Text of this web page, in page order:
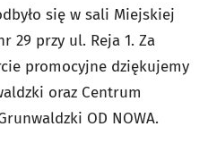
się w sali Miejskiej
29 przy ul. Reja 1. Za
promocyjne dziękujemy
oraz Centrum
OD NOWA.